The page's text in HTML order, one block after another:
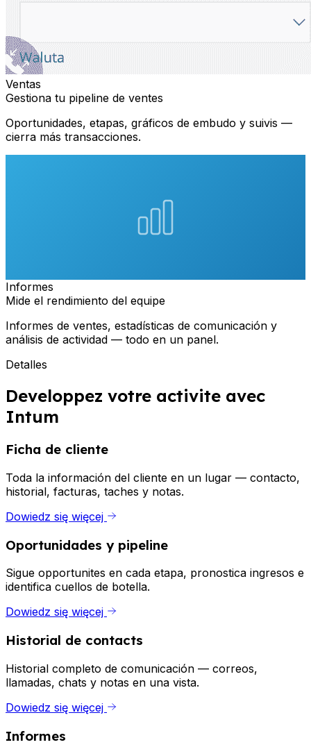
Ventas
Gestiona tu pipeline de ventes
Oportunidades, etapas, gráficos de embudo y suivis —
cierra más transacciones.
Informes
Mide el rendimiento del equipe
Informes de ventes, estadísticas de comunicación y
análisis de actividad — todo en un panel.
Detalles
Developpez votre activite avec
Intum
Ficha de cliente
Toda la información del cliente en un lugar — contacto,
historial, facturas, taches y notas.
Dowiedz się więcej
Oportunidades y pipeline
Sigue opportunites en cada etapa, pronostica ingresos e
identifica cuellos de botella.
Dowiedz się więcej
Historial de contacts
Historial completo de comunicación — correos,
llamadas, chats y notas en una vista.
Dowiedz się więcej
Informes